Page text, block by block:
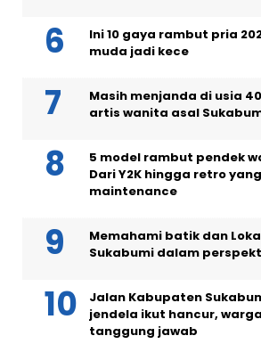
Ini 10 gaya rambut pria
muda jadi kece
Masih menjanda di usia
artis wanita asal
5 model rambut pendek
Dari Y2K hingga retro
maintenance
Memahami batik dan
Sukabumi dalam
Jalan Kabupaten
jendela ikut hancur,
tanggung jawab